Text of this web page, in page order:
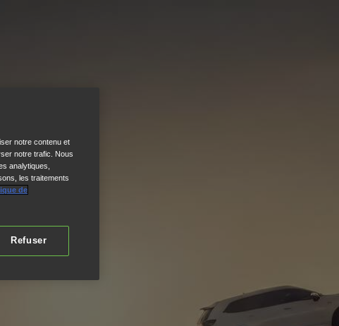
notre contenu et
notre trafic. Nous
analytiques,
les traitements
de
Refuser